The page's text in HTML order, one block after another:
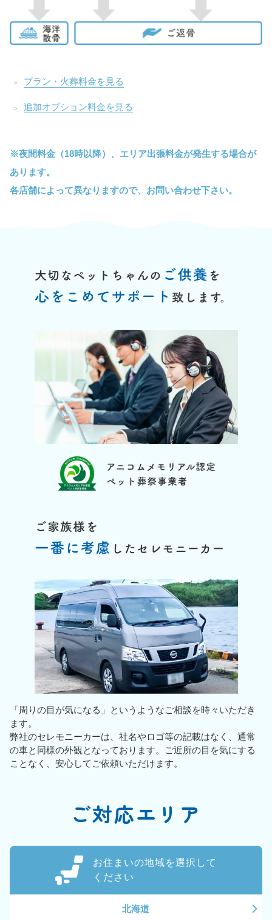
プラン・火葬料金を見る
追加オプション料金を見る
※夜間料金 （18時以降）、 エリア出張料金が発生する場合が
あります。
各店舗によって異なりますので、 お問い合わせ下さい。
「周りの目が気になる」というようなご相談を時々いただき
ます。
弊社のセレモニーカーは、社名やロゴ等の記載はなく、通常
の車と同様の外観となっております。ご近所の目を気にする
ことなく、安心してご依頼いただけます。
ご対応エリア
お住まいの地域を選択して
ください
北海道